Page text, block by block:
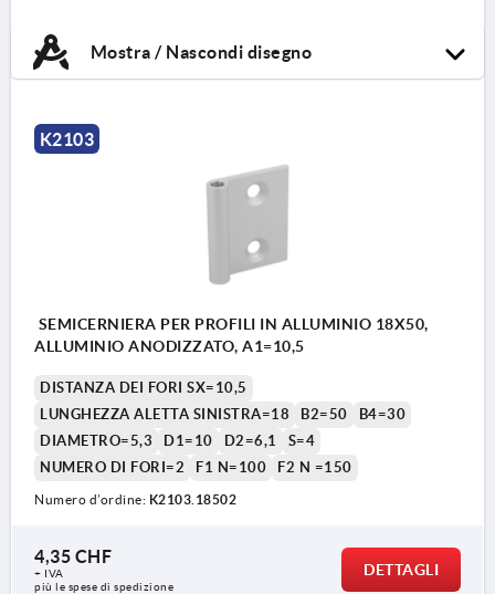
Mostra / Nascondi disegno
K2103
SEMICERNIERA PER PROFILI IN ALLUMINIO 18X50,
ALLUMINIO ANODIZZATO, A1=10,5
DISTANZA DEI FORI SX=10,5
LUNGHEZZA ALETTA SINISTRA=18
B2=50
B4=30
DIAMETRO=5,3
D1=10 D2=6,1
S=4
NUMERO DI FORI=2
F1 N=100 F2 N =150
Numero d’ordine: K2103.18502
4,35 CHF
+ IVA
più le spese di spedizione
DETTAGLI